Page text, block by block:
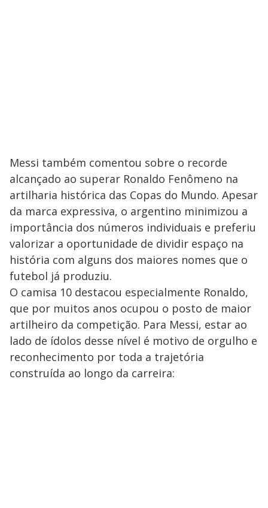
Messi também comentou sobre o recorde
alcançado ao superar Ronaldo Fenômeno na
artilharia histórica das Copas do Mundo. Apesar
da marca expressiva, o argentino minimizou a
importância dos números individuais e preferiu
valorizar a oportunidade de dividir espaço na
história com alguns dos maiores nomes que o
futebol já produziu.
O camisa 10 destacou especialmente Ronaldo,
que por muitos anos ocupou o posto de maior
artilheiro da competição. Para Messi, estar ao
lado de ídolos desse nível é motivo de orgulho e
reconhecimento por toda a trajetória
construída ao longo da carreira: